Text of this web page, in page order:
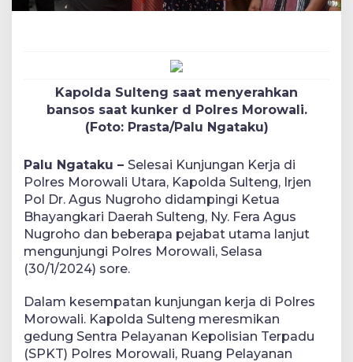
Kapolda Sulteng saat menyerahkan
bansos saat kunker d Polres Morowali.
(Foto: Prasta/Palu Ngataku)
Palu Ngataku – Selesai Kunjungan Kerja di
Polres Morowali Utara, Kapolda Sulteng, Irjen
Pol Dr. Agus Nugroho didampingi Ketua
Bhayangkari Daerah Sulteng, Ny. Fera Agus
Nugroho dan beberapa pejabat utama lanjut
mengunjungi Polres Morowali, Selasa
(30/1/2024) sore.
Dalam kesempatan kunjungan kerja di Polres
Morowali. Kapolda Sulteng meresmikan
gedung Sentra Pelayanan Kepolisian Terpadu
(SPKT) Polres Morowali, Ruang Pelayanan